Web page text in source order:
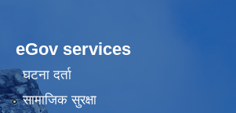
eGov services
घटना दर्ता
सामाजिक सुरक्षा